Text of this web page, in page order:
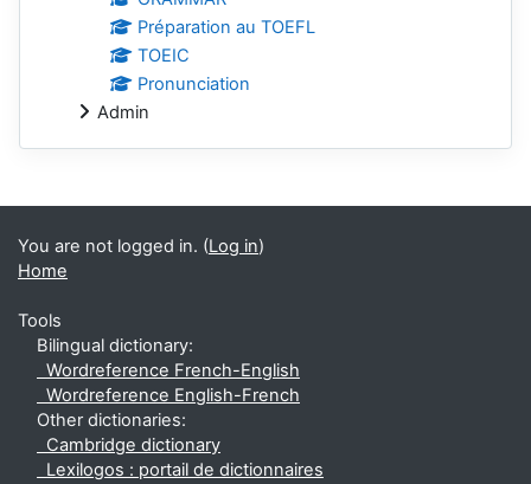
Préparation au TOEFL
TOEIC
Pronunciation
Admin
Supplementary blocks
You are not logged in. (Log in)
Home
Tools
Bilingual dictionary:
Wordreference French-English
Wordreference English-French
Other dictionaries:
Cambridge dictionary
Lexilogos : portail de dictionnaires